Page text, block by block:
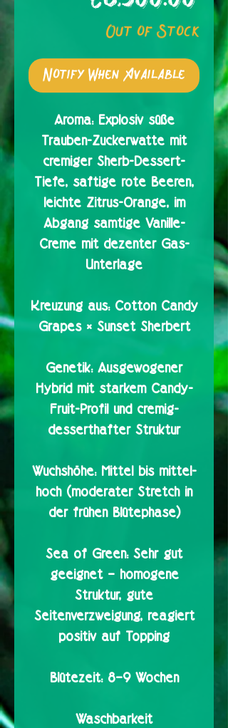
Out of Stock
Notify When Available
Aroma:Explosiv süße
Trauben-Zuckerwatte mit
cremiger Sherb-Dessert-
Tiefe, saftige rote Beeren,
leichte Zitrus-Orange, im
Abgang samtige Vanille-
Creme mit dezenter Gas-
Unterlage
Kreuzung aus:Cotton Candy
Grapes × Sunset Sherbert
Genetik:Ausgewogener
Hybrid mit starkem Candy-
Fruit-Profil und cremig-
desserthafter Struktur
Wuchshöhe:Mittel bis mittel-
hoch (moderater Stretch in
der frühen Blütephase)
Sea of Green:Sehr gut
geeignet – homogene
Struktur, gute
Seitenverzweigung, reagiert
positiv auf Topping
Blütezeit:8–9 Wochen
Waschbarkeit